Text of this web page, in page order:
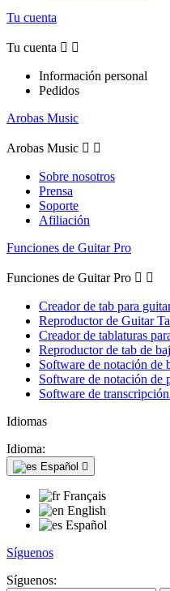
Tu cuenta
Tu cuenta  
Información personal
Pedidos
Arobas Music
Arobas Music  
Sobre nosotros
Prensa
Soporte
Afiliación
Funciones de Guitar Pro
Funciones de Guitar Pro  
Creador de tab para
Reproductor de Guitar
Creador de tablaturas
Reproductor de tab de
Software de notación de
Software de notación de
Software de
Idiomas
Idioma:
Español 
Français
English
Español
Síguenos
Síguenos: